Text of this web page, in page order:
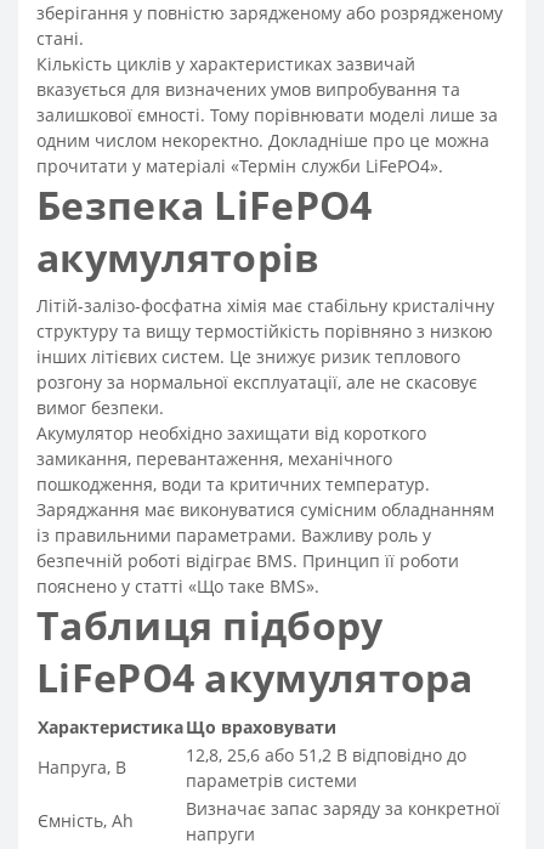
зберігання у повністю зарядженому або розрядженому
стані.
Кількість циклів у характеристиках зазвичай
вказується для визначених умов випробування та
залишкової ємності. Тому порівнювати моделі лише за
одним числом некоректно. Докладніше про це можна
прочитати у матеріалі «Термін служби LiFePO4».
Безпека LiFePO4
акумуляторів
Літій-залізо-фосфатна хімія має стабільну кристалічну
структуру та вищу термостійкість порівняно з низкою
інших літієвих систем. Це знижує ризик теплового
розгону за нормальної експлуатації, але не скасовує
вимог безпеки.
Акумулятор необхідно захищати від короткого
замикання, перевантаження, механічного
пошкодження, води та критичних температур.
Заряджання має виконуватися сумісним обладнанням
із правильними параметрами. Важливу роль у
безпечній роботі відіграє BMS. Принцип її роботи
пояснено у статті «Що таке BMS».
Таблиця підбору
LiFePO4 акумулятора
ХарактеристикаЩо враховувати
Напруга, В
12,8, 25,6 або 51,2 В відповідно до
параметрів системи
Ємність, Ah
Визначає запас заряду за конкретної
напруги